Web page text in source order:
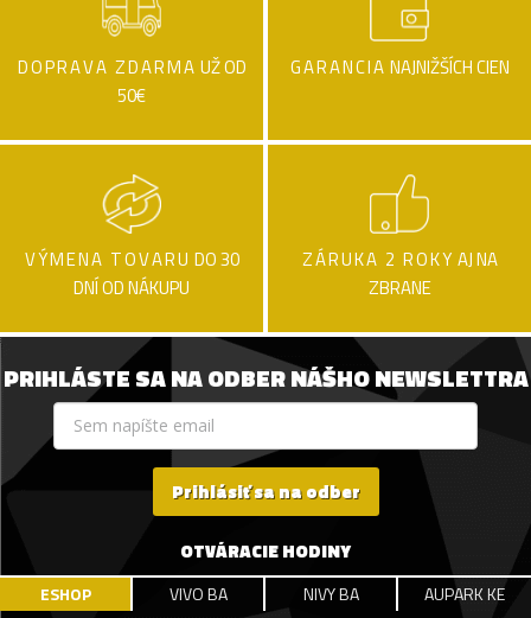
DOPRAVA ZDARMA UŽ OD
50€
GARANCIA NAJNIŽŠÍCH CIEN
VÝMENA TOVARU DO 30
DNÍ OD NÁKUPU
ZÁRUKA 2 ROKY AJ NA
ZBRANE
PRIHLÁSTE SA NA ODBER NÁŠHO NEWSLETTRA
Prihlásiť sa na odber
OTVÁRACIE HODINY
ESHOP VIVO BA NIVY BA AUPARK KE